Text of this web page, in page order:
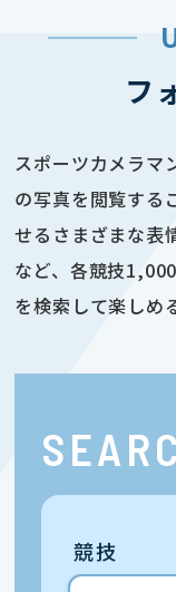
フ
スポーツカメラマ
の写真を閲覧する
せるさまざまな表
など、各競技
を検索して楽しめ
競技